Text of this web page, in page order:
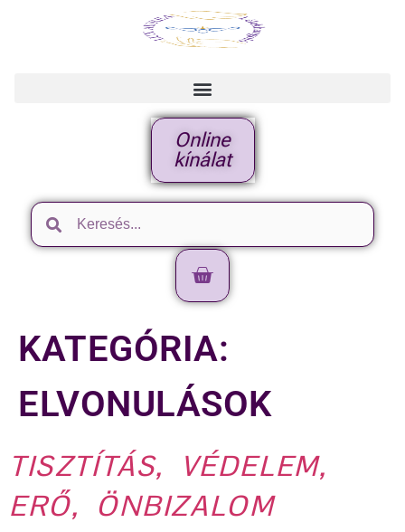
Online
kínálat
KATEGÓRIA:
ELVONULÁSOK
TISZTÍTÁS, VÉDELEM,
ERŐ, ÖNBIZALOM